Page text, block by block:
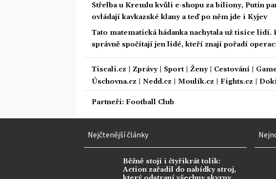
Střelba u Kremlu kvůli e-shopu za biliony, Putin
ovládají kavkazské klany a teď po něm jde i Kyjev
Tato matematická hádanka nachytala už tisíce lidí.
správně spočítají jen lidé, kteří znají pořadí
Tiscali.cz Zprávy| Sport| Ženy| Cestování
Úschovna.cz
Nedd.cz Moulík.cz Fights.cz
Partneři: Football Club
Nejčtenější články
Běžně stojí i čtyřikrát tolik:
Action zařadil do nabídky stroj,